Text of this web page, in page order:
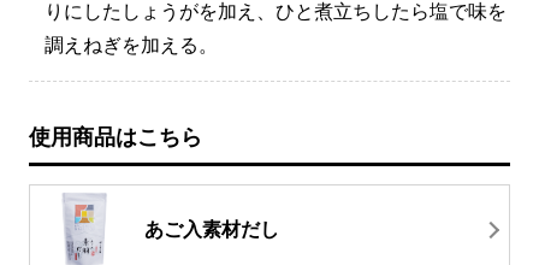
りにしたしょうがを加え、ひと煮立ちしたら塩で味を
調えねぎを加える。
使用商品はこちら
あご入素材だし